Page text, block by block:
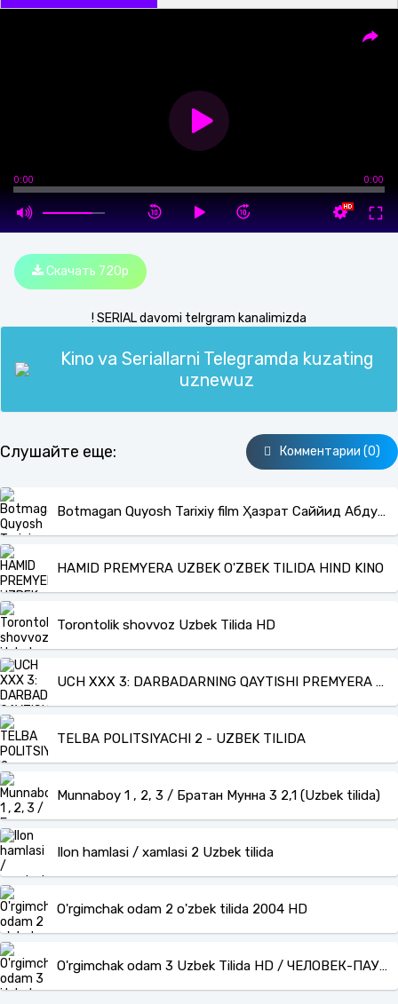
0:00 0:00
Скачать 720p
! SERIAL davomi telrgram kanalimizda
Kino va Seriallarni Telegramda kuzating
uznewuz
Слушайте еще: Комментарии (0)
Botmagan Quyosh Tarixiy film Ҳазрат Саййид Абдулқодир Ғилоний haqida
HAMID PREMYERA UZBEK O'ZBEK TILIDA HIND KINO
Torontolik shovvoz Uzbek Tilida HD
UCH XXX 3: DARBADARNING QAYTISHI PREMYERA KESILMAGAN ORIGINAL UZBEK O'ZBEK TILIDA Online Ko'rish va Yuklab olish
TELBA POLITSIYACHI 2 - UZBEK TILIDA
Munnaboy 1 , 2, 3 / Братан Мунна 3 2,1 (Uzbek tilida)
Ilon hamlasi / xamlasi 2 Uzbek tilida
O'rgimchak odam 2 o'zbek tilida 2004 HD
O'rgimchak odam 3 Uzbek Tilida HD / ЧЕЛОВЕК-ПАУК: 3 (УЗБЕК ТИЛИДА)